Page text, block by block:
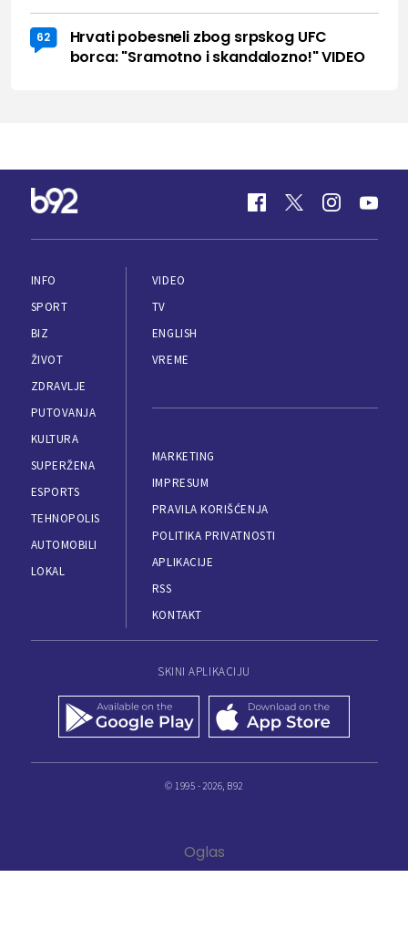
62
Hrvati pobesneli zbog srpskog UFC
borca: "Sramotno i skandalozno!" VIDEO
INFO
SPORT
BIZ
ŽIVOT
ZDRAVLJE
PUTOVANJA
KULTURA
SUPERŽENA
ESPORTS
TEHNOPOLIS
AUTOMOBILI
LOKAL
VIDEO
TV
ENGLISH
VREME
MARKETING
IMPRESUM
PRAVILA KORIŠĆENJA
POLITIKA PRIVATNOSTI
APLIKACIJE
RSS
KONTAKT
SKINI APLIKACIJU
© 1995 - 2026, B92